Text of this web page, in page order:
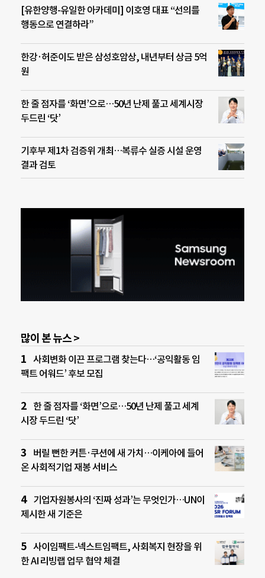
[유한양행-유일한 아카데미] 이호영 대표 “선의를
행동으로 연결하라”
한강·허준이도 받은 삼성호암상, 내년부터 상금 5억
원
한 줄 점자를 ‘화면’으로…50년 난제 풀고 세계시장
두드린 ‘닷’
기후부 제1차 검증위 개최…복류수 실증 시설 운영
결과 검토
많이 본 뉴스 >
사회변화 이끈 프로그램 찾는다…‘공익활동 임
팩트 어워드’ 후보 모집
한 줄 점자를 ‘화면’으로…50년 난제 풀고 세계
시장 두드린 ‘닷’
버릴 뻔한 커튼·쿠션에 새 가치…이케아에 들어
온 사회적기업 재봉 서비스
기업자원봉사의 ‘진짜 성과’는 무엇인가…UN이
제시한 새 기준은
사이임팩트-넥스트임팩트, 사회복지 현장을 위
한 AI 리빙랩 업무 협약 체결